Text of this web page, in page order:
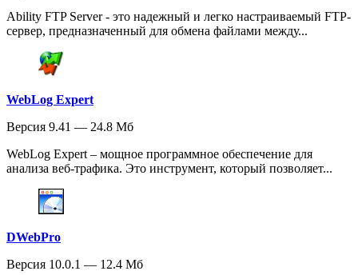
Ability FTP Server - это надежный и легко настраиваемый FTP-
сервер, предназначенный для обмена файлами между...
WebLog Expert
Версия 9.41 — 24.8 Мб
WebLog Expert – мощное программное обеспечение для
анализа веб-трафика. Это инструмент, который позволяет...
DWebPro
Версия 10.0.1 — 12.4 Мб